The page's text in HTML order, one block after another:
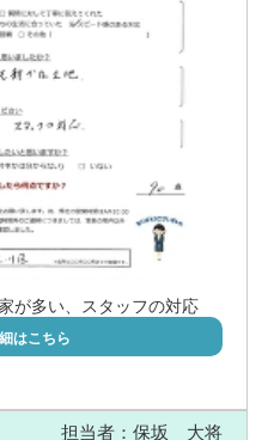
が多い、スタッフの対応
はこちら
担当者：保坂 大将